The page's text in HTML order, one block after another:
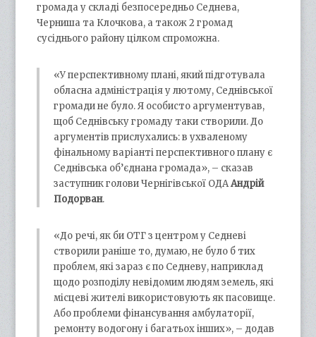
громада у складі безпосередньо Седнева,
Черниша та Клочкова, а також 2 громад
сусіднього району цілком спроможна.
«У перспективному плані, який підготувала
обласна адміністрація у лютому, Седнівської
громади не було. Я особисто аргументував,
щоб Седнівську громаду таки створили. До
аргументів прислухались: в ухваленому
фінальному варіанті перспективного плану є
Седнівська об’єднана громада», – сказав
заступник голови Чернігівської ОДААндрій
Подорван.
«До речі, як би ОТГ з центром у Седневі
створили раніше то, думаю, не було б тих
проблем, які зараз є по Седневу, наприклад
щодо розподілу невідомим людям земель, які
місцеві жителі використовують як пасовище.
Або проблеми фінансування амбулаторії,
ремонту водогону і багатьох інших», – додав